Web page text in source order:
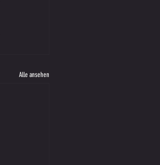
Alle ansehen